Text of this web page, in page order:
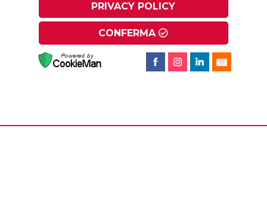
PRIVACY POLICY
CONFERMA